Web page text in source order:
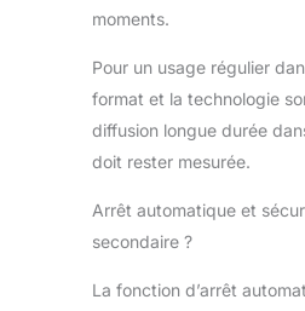
moments.
Pour un usage régulier
format et la technologie
diffusion longue durée
doit rester mesurée.
Arrêt automatique et
secondaire ?
La fonction d’arrêt